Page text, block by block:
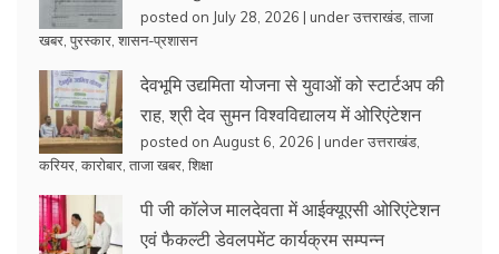
posted on July 28, 2026 | underउत्तराखंड ताजा
खबर पुरस्कार शासन-प्रशासन
देवभूमि उद्यमिता योजना से युवाओं को स्टार्टअप की
राह, श्री देव सुमन विश्वविद्यालय में ओरिएंटेशन
posted on August 6, 2026 | underउत्तराखंड
करियर कारोबार ताजा खबर शिक्षा
पी जी कॉलेज मालदेवता में आईक्यूएसी ओरिएंटेशन
एवं फैकल्टी डेवलपमेंट कार्यक्रम सम्पन्न